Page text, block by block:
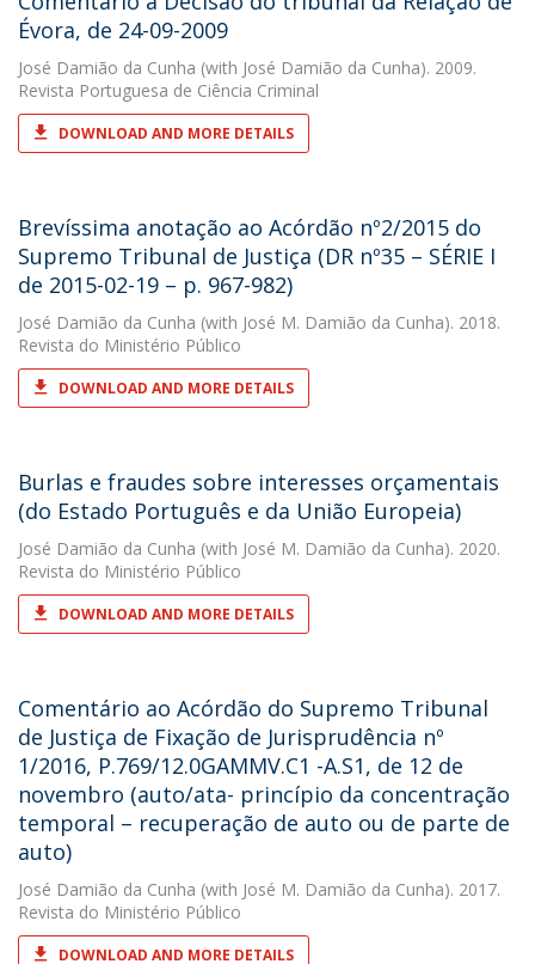
Évora, de 24-09-2009
José Damião da Cunha (with José Damião da Cunha). 2009.
Revista Portuguesa de Ciência Criminal
DOWNLOAD AND MORE DETAILS
Brevíssima anotação ao Acórdão nº2/2015 do
Supremo Tribunal de Justiça (DR nº35 – SÉRIE I
de 2015-02-19 – p. 967-982)
José Damião da Cunha (with José M. Damião da Cunha). 2018.
Revista do Ministério Público
DOWNLOAD AND MORE DETAILS
Burlas e fraudes sobre interesses orçamentais
(do Estado Português e da União Europeia)
José Damião da Cunha (with José M. Damião da Cunha). 2020.
Revista do Ministério Público
DOWNLOAD AND MORE DETAILS
Comentário ao Acórdão do Supremo Tribunal
de Justiça de Fixação de Jurisprudência nº
1/2016, P.769/12.0GAMMV.C1 -A.S1, de 12 de
novembro (auto/ata- princípio da concentração
temporal – recuperação de auto ou de parte de
auto)
José Damião da Cunha (with José M. Damião da Cunha). 2017.
Revista do Ministério Público
DOWNLOAD AND MORE DETAILS